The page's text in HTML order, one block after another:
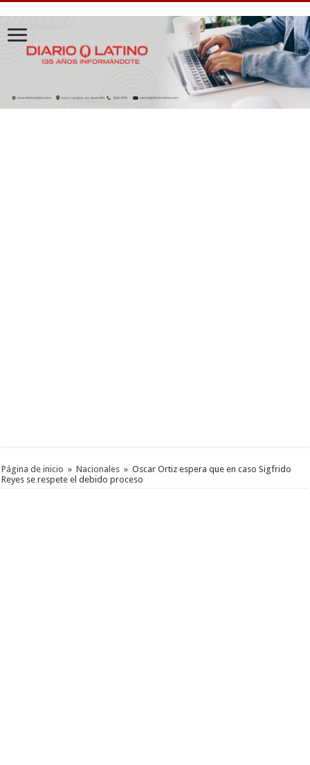
Página de inicio » Nacionales » Oscar Ortiz espera que en caso Sigfrido
Reyes se respete el debido proceso